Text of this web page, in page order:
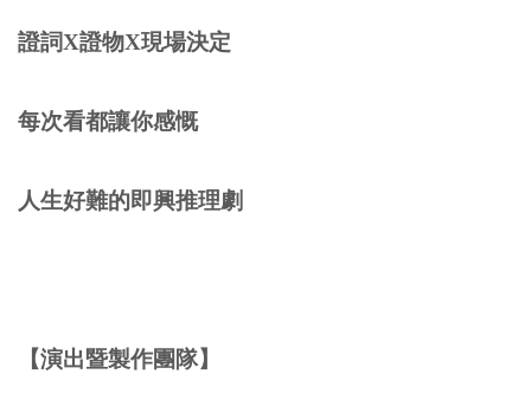
證詞X證物X現場決定
每次看都讓你感慨
人生好難的即興推理劇
【演出暨製作團隊】